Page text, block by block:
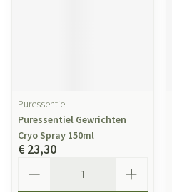
Puressentiel
Puressentiel Gewrichten
Cryo Spray 150ml
€ 23,30